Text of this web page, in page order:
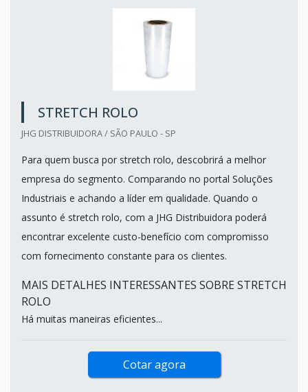
STRETCH ROLO
JHG DISTRIBUIDORA / SÃO PAULO - SP
Para quem busca por stretch rolo, descobrirá a melhor
empresa do segmento. Comparando no portal Soluções
Industriais e achando a líder em qualidade. Quando o
assunto é stretch rolo, com a JHG Distribuidora poderá
encontrar excelente custo-benefício com compromisso
com fornecimento constante para os clientes.
MAIS DETALHES INTERESSANTES SOBRE STRETCH
ROLO
Há muitas maneiras eficientes...
Cotar agora